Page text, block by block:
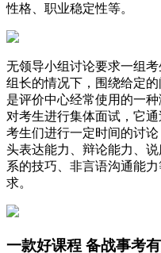
性格、职业稳定性等。
无领导小组讨论要求一组
组长的情况下，围绕给定
是评价中心经常使用的一
对考生进行集体面试，它
考生们进行一定时间的讨
头表达能力、辩论能力、
系的技巧、非言语沟通能
求。
一款好课程 备战事考